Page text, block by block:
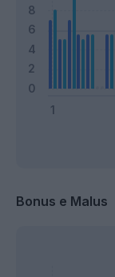
Bonus e Malus